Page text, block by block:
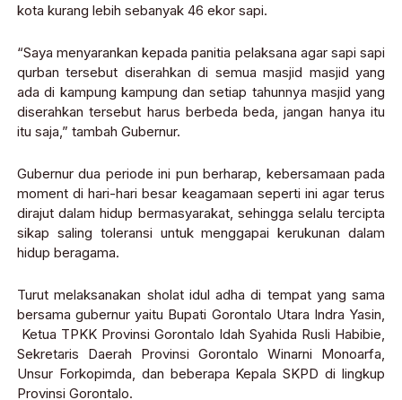
kota kurang lebih sebanyak 46 ekor sapi.
“Saya menyarankan kepada panitia pelaksana agar sapi sapi
qurban tersebut diserahkan di semua masjid masjid yang
ada di kampung kampung dan setiap tahunnya masjid yang
diserahkan tersebut harus berbeda beda, jangan hanya itu
itu saja,” tambah Gubernur.
Gubernur dua periode ini pun berharap, kebersamaan pada
moment di hari-hari besar keagamaan seperti ini agar terus
dirajut dalam hidup bermasyarakat, sehingga selalu tercipta
sikap saling toleransi untuk menggapai kerukunan dalam
hidup beragama.
Turut melaksanakan sholat idul adha di tempat yang sama
bersama gubernur yaitu Bupati Gorontalo Utara Indra Yasin,
Ketua TPKK Provinsi Gorontalo Idah Syahida Rusli Habibie,
Sekretaris Daerah Provinsi Gorontalo Winarni Monoarfa,
Unsur Forkopimda, dan beberapa Kepala SKPD di lingkup
Provinsi Gorontalo.